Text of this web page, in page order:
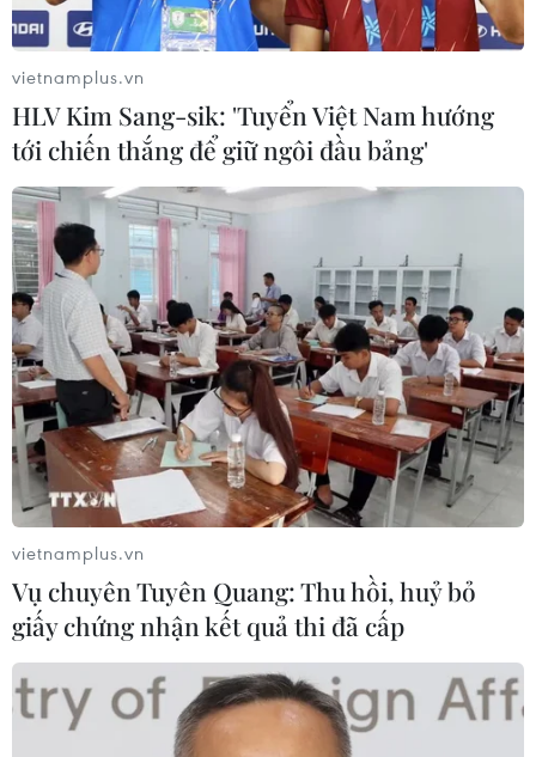
Đặc biệt, tại chùa Linh Ứng có tượng Phật Quan Thế Âm được
xem là cao nhất Việt Nam cao 67 mét, tương đương với một
tòa nhà 30 tầng. Tượng đứng tựa lưng vào núi, hướng ra biển,
một tay ấn tam muội, tay kia cầm bình cam lồ tưới xuống trần
gian những bình an, may mắn. Bức tượng cũng được UNESCO
công nhận là tượng Phật Quan Thế Âm cao nhất khu vực Đông
vietnamplus.vn
HLV Kim Sang-sik: 'Tuyển Việt Nam hướng
tới chiến thắng để giữ ngôi đầu bảng'
vietnamplus.vn
Vụ chuyên Tuyên Quang: Thu hồi, huỷ bỏ
giấy chứng nhận kết quả thi đã cấp